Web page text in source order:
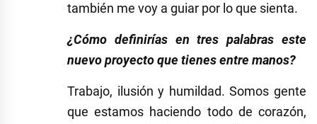
también me voy a guiar por lo que sienta.
¿Cómo definirías en tres palabras este
nuevo proyecto que tienes entre manos?
Trabajo, ilusión y humildad. Somos gente
que estamos haciendo todo de corazón,